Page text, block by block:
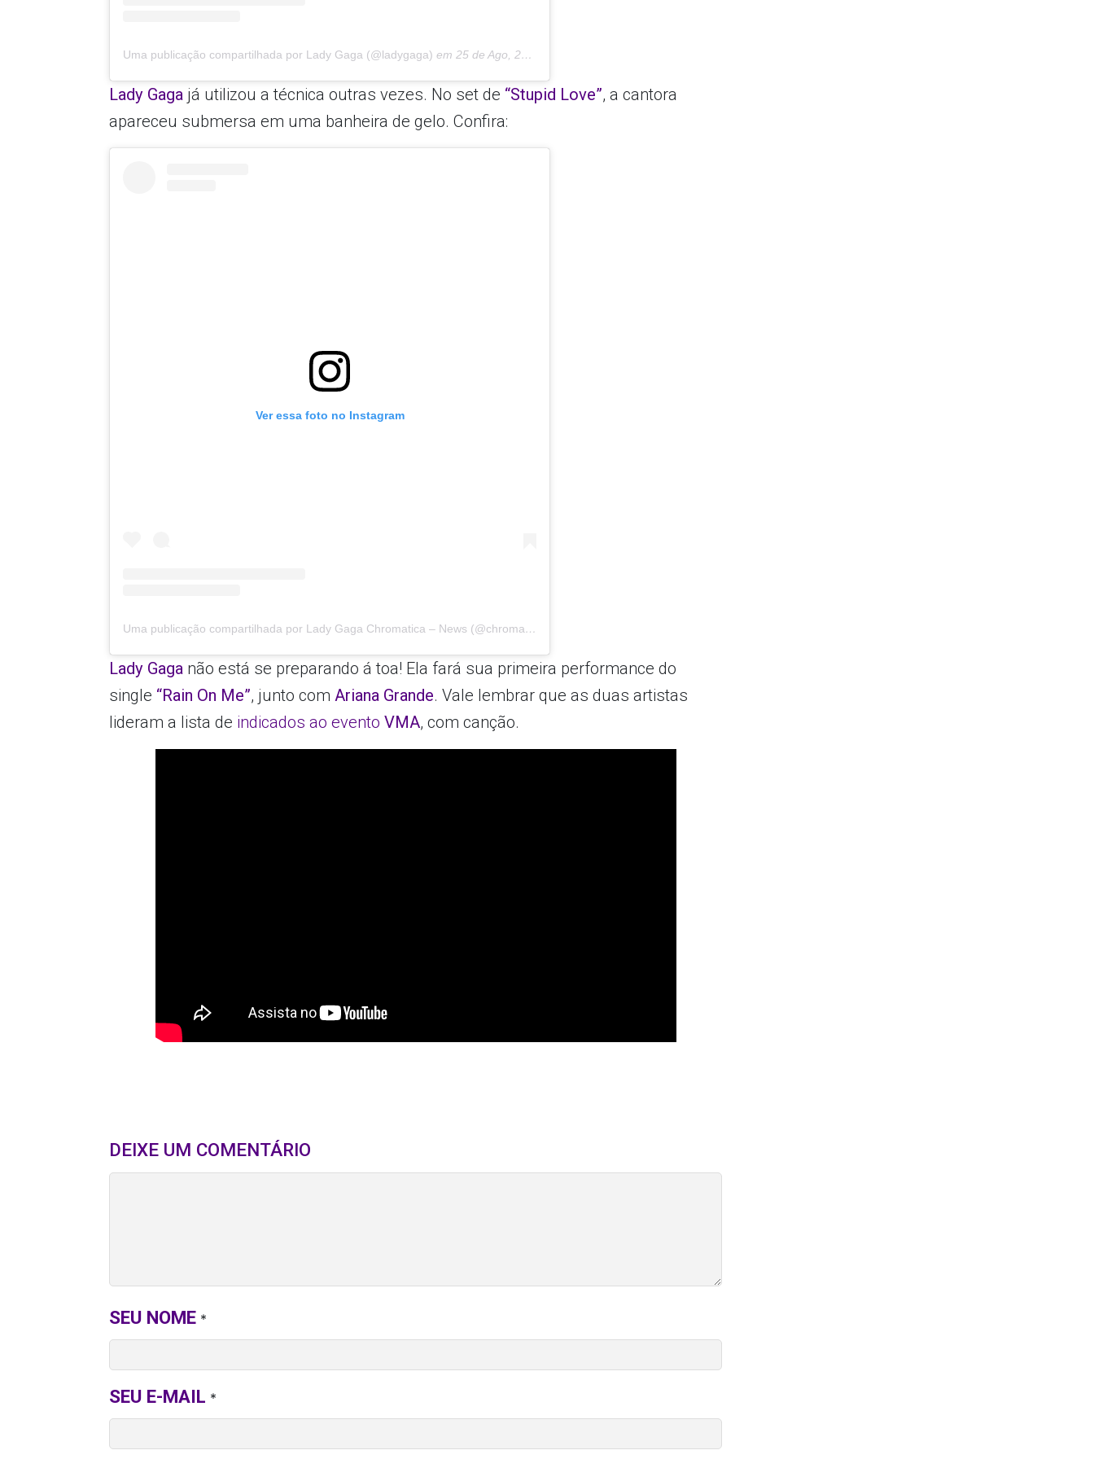
Uma publicação compartilhada por Lady Gaga (@ladygaga) em25 de Ago, 2020 às 7:11 PDT
Lady Gaga já utilizou a técnica outras vezes. No set de “Stupid Love”, a cantora
apareceu submersa em uma banheira de gelo. Confira:
Ver essa foto no Instagram
Uma publicação compartilhada por Lady Gaga Chromatica – News (@chromaticanews)
Lady Gaga não está se preparando á toa! Ela fará sua primeira performance do
single “Rain On Me”, junto com Ariana Grande. Vale lembrar que as duas artistas
lideram a lista de indicados ao eventoVMA, com canção.
DEIXE UM COMENTÁRIO
SEU NOME *
SEU E-MAIL *